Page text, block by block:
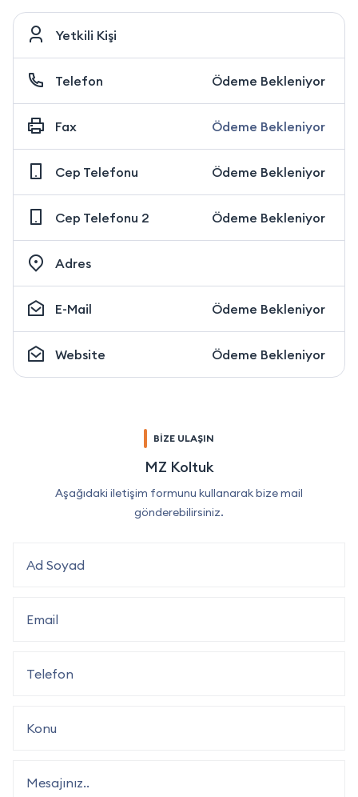
Yetkili Kişi
Telefon Ödeme Bekleniyor
Fax Ödeme Bekleniyor
Cep Telefonu Ödeme Bekleniyor
Cep Telefonu 2 Ödeme Bekleniyor
Adres
E-Mail Ödeme Bekleniyor
Website Ödeme Bekleniyor
BİZE ULAŞIN
MZ Koltuk
Aşağıdaki iletişim formunu kullanarak bize mail
gönderebilirsiniz.